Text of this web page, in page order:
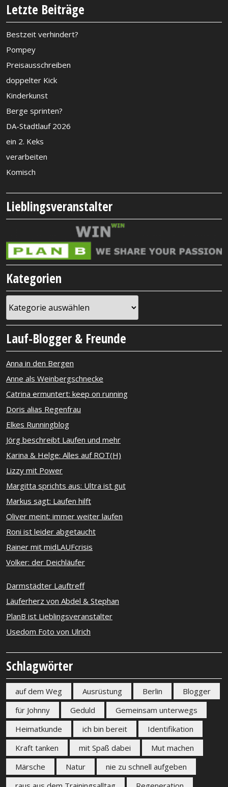
Letzte Beiträge
Bestzeit verhindert?
Pompey
Preisausschreiben
doppelter Kick
Kinderkunst
Berge sprinten?
DA-Stadtlauf 2026
ein 2. Keks
verarbeiten
Komisch
Lieblingsveranstalter
Kategorien
Lauf-Blogger & Freunde
Anna in den Bergen
Anne als Weinbergschnecke
Catrina ermuntert: keep on running
Doris alias Regenfrau
Elkes Runningblog
Jörg beschreibt Laufen und mehr
Karina & Helge: Alles auf ROT(H)
Lizzy mit Power
Margitta sprichts aus: Ultra ist gut
Markus sagt: Laufen hilft
Oliver meint: immer weiter laufen
Roni ist leider abgetaucht
Rainer mit midLAUFcrisis
Volker: der Deichläufer
Darmstädter Lauftreff
Läuferherz von Abdel & Stephan
PlanB ist Lieblingsveranstalter
Usedom Foto von Ulrich
Schlagwörter
auf dem Weg Ausrüstung Berlin
Blogger
für Johnny
Geduld
Gemeinsam unterwegs
Heimatkunde
ich bin bereit
Identifikation
Kraft tanken
mit Spaß dabei
Mut machen
Märsche
Natur
nie zu schnell aufgeben